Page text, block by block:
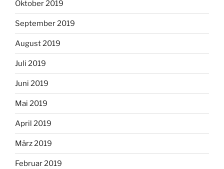
Oktober 2019
September 2019
August 2019
Juli 2019
Juni 2019
Mai 2019
April 2019
März 2019
Februar 2019